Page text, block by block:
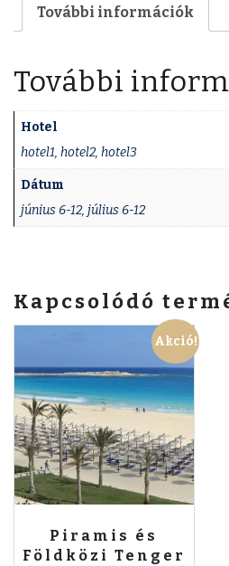
További információk
További
Hotel
hotel1, hotel2, hotel3
Dátum
június 6-12, július 6-12
Kapcsolódó
Akció!
Piramis és
Földközi Tenger